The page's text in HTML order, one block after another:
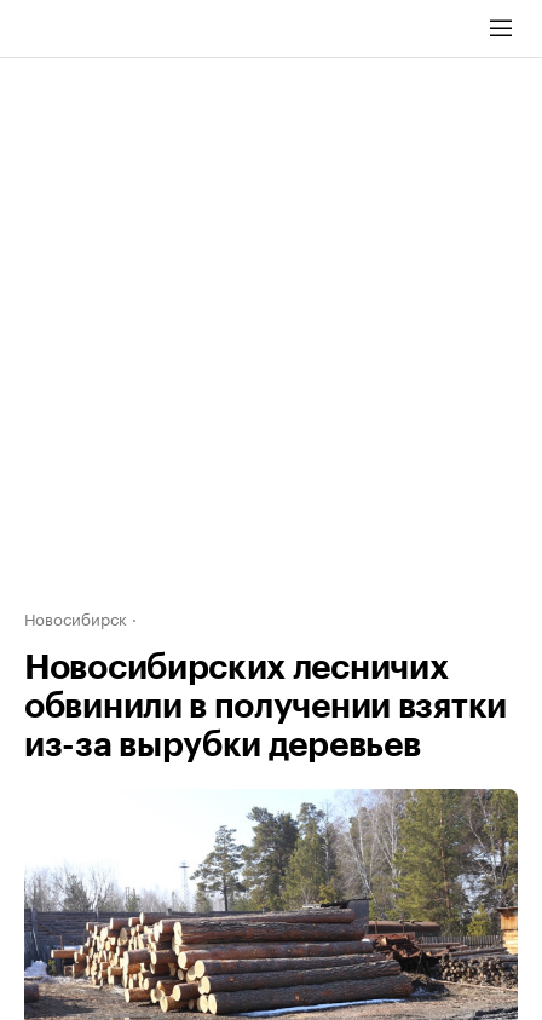
Новосибирск
Новосибирских лесничих
обвинили в получении взятки
из-за вырубки деревьев